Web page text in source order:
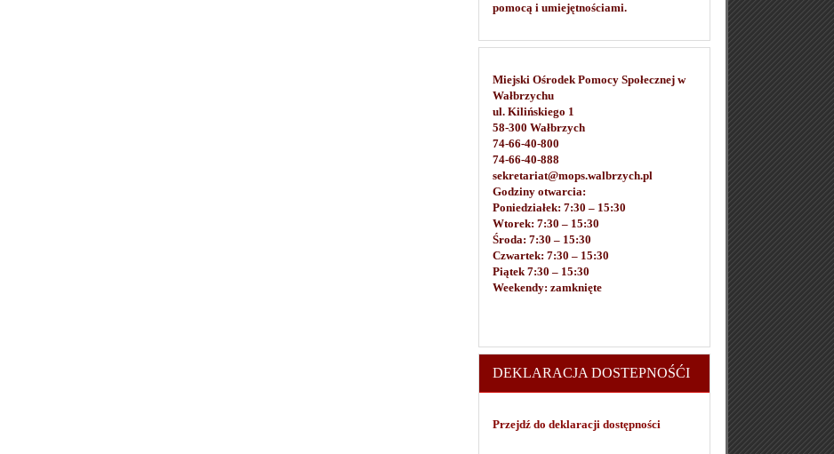
pomocą i umiejętnościami.
Miejski Ośrodek Pomocy Społecznej w
Wałbrzychu
ul. Kilińskiego 1
58-300 Wałbrzych
74-66-40-800
74-66-40-888
sekretariat@mops.walbrzych.pl
Godziny otwarcia:
Poniedziałek: 7:30 – 15:30
Wtorek: 7:30 – 15:30
Środa: 7:30 – 15:30
Czwartek: 7:30 – 15:30
Piątek 7:30 – 15:30
Weekendy: zamknięte
DEKLARACJA DOSTEPNOŚĆI
Przejdź do deklaracji dostępności